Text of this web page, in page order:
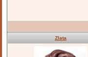
Zlata